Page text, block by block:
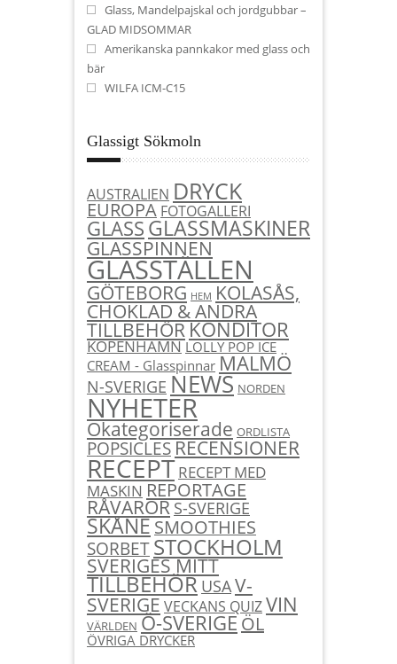
Glass, Mandelpajskal och jordgubbar –
GLAD MIDSOMMAR
Amerikanska pannkakor med glass och
bär
WILFA ICM-C15
Glassigt Sökmoln
AUSTRALIEN DRYCK
EUROPA FOTOGALLERI
GLASSGLASSMASKINER
GLASSPINNEN
GLASSTÄLLEN
GÖTEBORG HEM KOLASÅS,
CHOKLAD & ANDRA
TILLBEHÖRKONDITOR
KÖPENHAMN LOLLY POP ICE
CREAM - Glasspinnar MALMÖ
N-SVERIGE NEWS NORDEN
NYHETER
Okategoriserade ORDLISTA
POPSICLESRECENSIONER
RECEPT RECEPT MED
MASKIN REPORTAGE
RÅVARORS-SVERIGE
SKÅNESMOOTHIES
SORBETSTOCKHOLM
SVERIGES MITT
TILLBEHÖR USAV-
SVERIGEVECKANS QUIZVIN
VÄRLDEN Ö-SVERIGEÖL
ÖVRIGA DRYCKER